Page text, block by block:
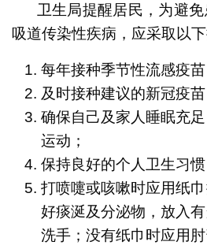
卫生局提醒居民，为避
吸道传染性疾病，应采取以下
每年接种季节性流感疫苗
及时接种建议的新冠疫苗
确保自己及家人睡眠充
运动；
保持良好的个人卫生习
打喷嚏或咳嗽时应用纸
好痰涎及分泌物，放入
洗手；没有纸巾时应用